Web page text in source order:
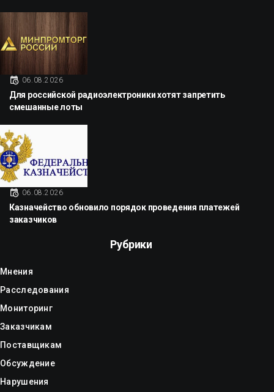
06.08.2026
Для российской радиоэлектроники хотят запретить
смешанные лоты
06.08.2026
Казначейство обновило порядок проведения платежей
заказчиков
Рубрики
Мнения
Расследования
Мониторинг
Заказчикам
Поставщикам
Обсуждение
Нарушения